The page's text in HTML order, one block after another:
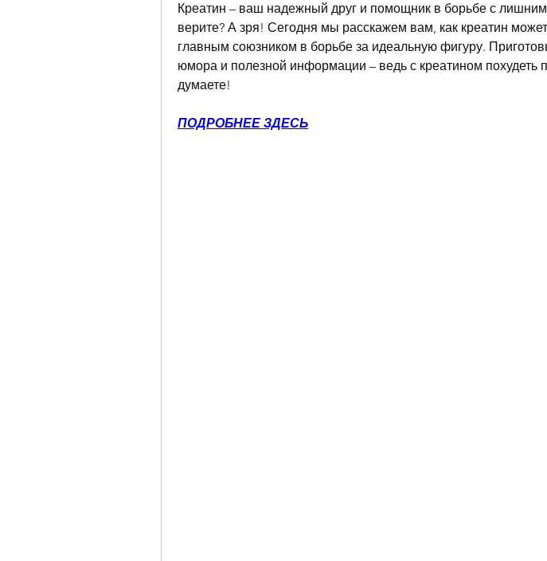
Креатин – ваш надежный друг и помощник в борьбе с
верите? А зря! Сегодня мы расскажем вам, как креатин
главным союзником в борьбе за идеальную фигуру.
юмора и полезной информации – ведь с креатином похудеть
думаете!
ПОДРОБНЕЕ ЗДЕСЬ